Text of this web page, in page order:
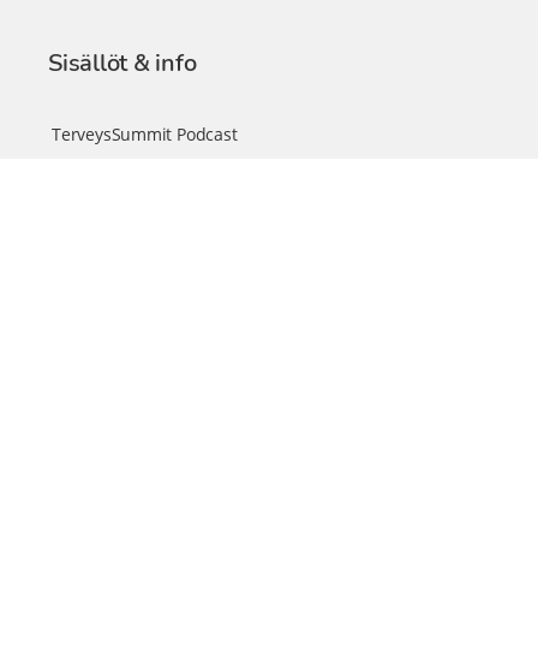
Sisällöt & info
TerveysSummit Podcast